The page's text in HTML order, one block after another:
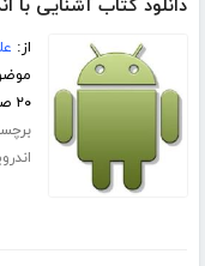
دانلود کتاب آشنایی با
از:
۲۰ صفحه